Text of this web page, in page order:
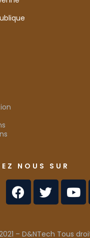
NOUS SUR
– D&NTech Tous